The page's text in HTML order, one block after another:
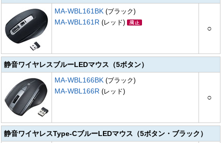
MA-WBL161BK (ブラック)
MA-WBL161R (レッド)
○
静音ワイヤレスブルーLEDマウス（5ボタン）
MA-WBL166BK (ブラック)
MA-WBL166R (レッド)
○
静音ワイヤレスType-CブルーLEDマウス（5ボタン・ブラック）